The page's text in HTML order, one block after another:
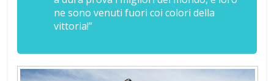
ne sono venuti fuori coi colori della
vittoria!”